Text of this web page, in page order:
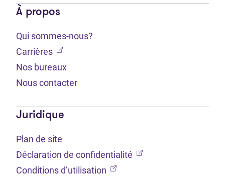
À propos
Qui sommes-nous?
Carrières (Ouvre dans un nouvel onglet)
Nos bureaux
Nous contacter
Juridique
Plan de site
Déclaration de confidentialité (Ouvre dans un
Conditions d’utilisation (Ouvre dans un nouvel